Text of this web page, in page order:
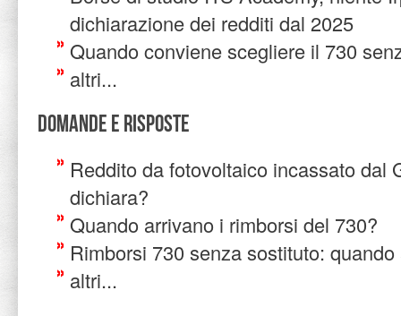
dichiarazione dei redditi dal 2025
Quando conviene scegliere il 730
altri...
Domande e risposte
Reddito da fotovoltaico incassato dal
dichiara?
Quando arrivano i rimborsi del 730?
Rimborsi 730 senza sostituto:
altri...